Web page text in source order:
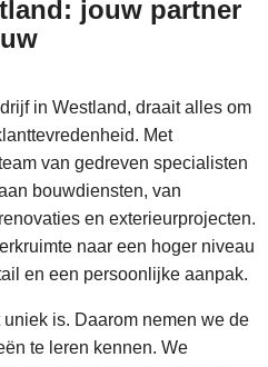
jouw partner
in Westland, draait alles om
Met
van gedreven specialisten
bouwdiensten, van
en exterieurprojecten.
naar een hoger niveau
en een persoonlijke aanpak.
is. Daarom nemen we de
te leren kennen. We